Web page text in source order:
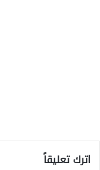
اترك تعليقاً